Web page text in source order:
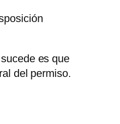
es que
del permiso.